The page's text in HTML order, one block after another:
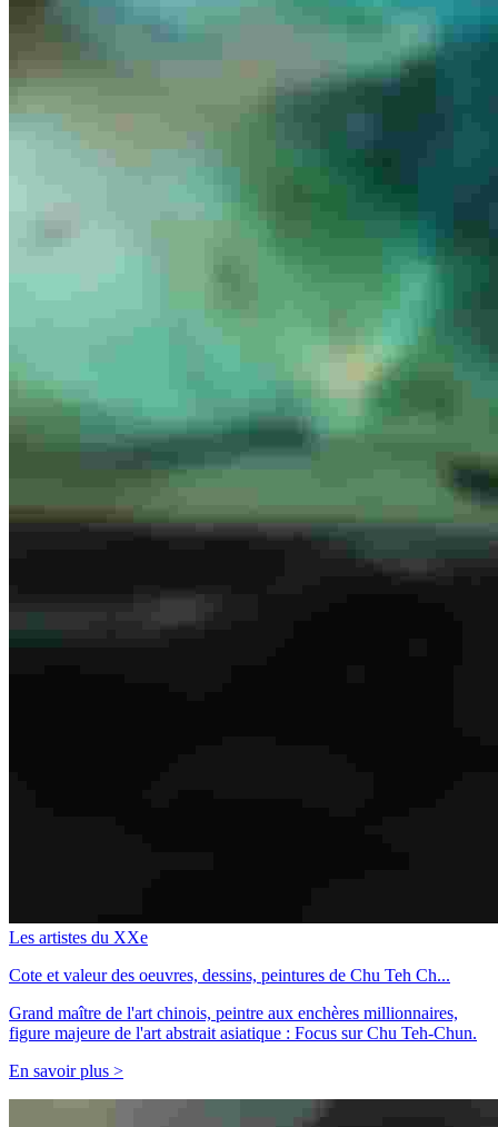
Les artistes du XXe
Cote et valeur des oeuvres, dessins, peintures de Chu Teh Ch...
Grand maître de l'art chinois, peintre aux enchères millionnaires,
figure majeure de l'art abstrait asiatique : Focus sur Chu Teh-Chun.
En savoir plus >